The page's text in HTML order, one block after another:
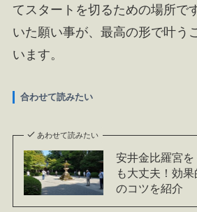
てスタートを切るための場所で
いた願い事が、最高の形で叶う
います。
合わせて読みたい
あわせて読みたい
安井金比羅宮
も大丈夫！効
のコツを紹介